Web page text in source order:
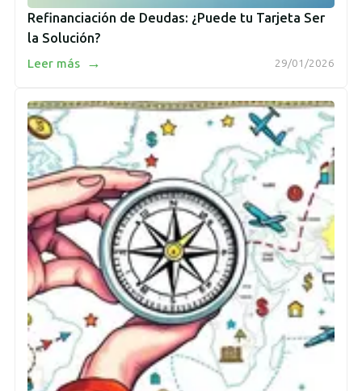
Refinanciación de Deudas: ¿Puede tu Tarjeta Ser
la Solución?
29/01/2026
Leer más →